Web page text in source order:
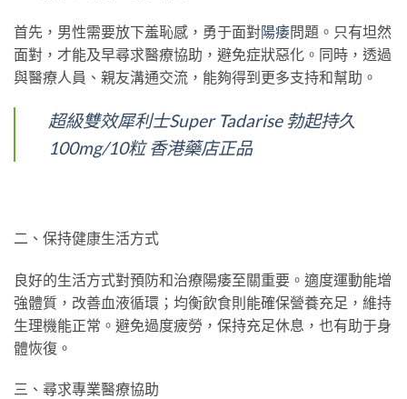
首先，男性需要放下羞恥感，勇于面對陽痿問題。只有坦然
面對，才能及早尋求醫療協助，避免症狀惡化。同時，透過
與醫療人員、親友溝通交流，能夠得到更多支持和幫助。
超級雙效犀利士Super Tadarise 勃起持久
100mg/10粒 香港藥店正品
二、保持健康生活方式
良好的生活方式對預防和治療陽痿至關重要。適度運動能增
強體質，改善血液循環；均衡飲食則能確保營養充足，維持
生理機能正常。避免過度疲勞，保持充足休息，也有助于身
體恢復。
三、尋求專業醫療協助